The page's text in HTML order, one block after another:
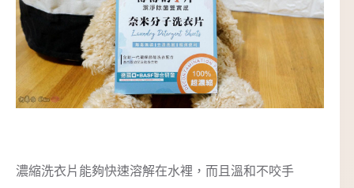
濃縮洗衣片能夠快速溶解在水裡，而且溫和不咬手